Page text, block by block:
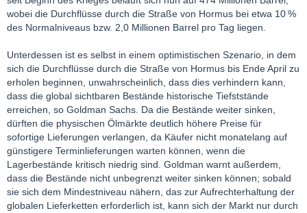
wobei die Durchflüsse durch die Straße von Hormus bei etwa 10 %
des Normalniveaus bzw. 2,0 Millionen Barrel pro Tag liegen.
Unterdessen ist es selbst in einem optimistischen Szenario, in dem
sich die Durchflüsse durch die Straße von Hormus bis Ende April zu
erholen beginnen, unwahrscheinlich, dass dies verhindern kann,
dass die global sichtbaren Bestände historische Tiefststände
erreichen, so Goldman Sachs. Da die Bestände weiter sinken,
dürften die physischen Ölmärkte deutlich höhere Preise für
sofortige Lieferungen verlangen, da Käufer nicht monatelang auf
günstigere Terminlieferungen warten können, wenn die
Lagerbestände kritisch niedrig sind. Goldman warnt außerdem,
dass die Bestände nicht unbegrenzt weiter sinken können; sobald
sie sich dem Mindestniveau nähern, das zur Aufrechterhaltung der
globalen Lieferketten erforderlich ist, kann sich der Markt nur durch